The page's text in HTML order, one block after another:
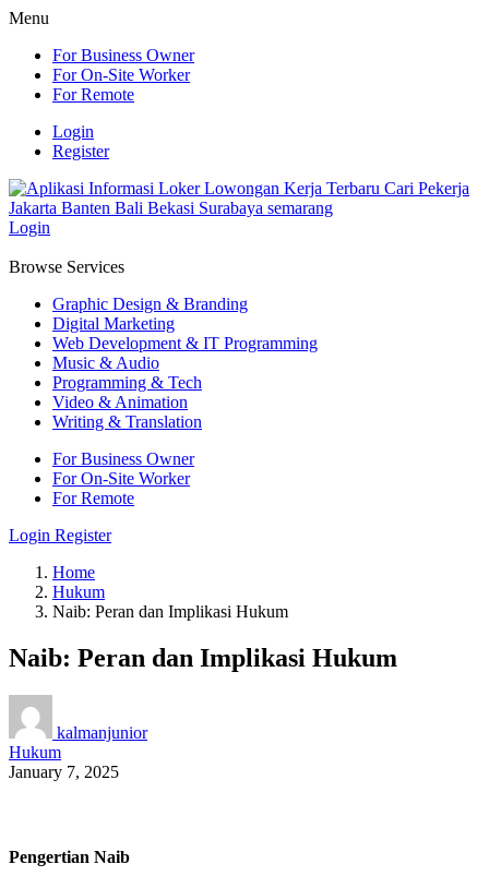
Menu
For Business Owner
For On-Site Worker
For Remote
Login
Register
Login
Browse Services
Graphic Design & Branding
Digital Marketing
Web Development & IT Programming
Music & Audio
Programming & Tech
Video & Animation
Writing & Translation
For Business Owner
For On-Site Worker
For Remote
Login Register
Home
Hukum
Naib: Peran dan Implikasi Hukum
Naib: Peran dan Implikasi Hukum
kalmanjunior
Hukum
January 7, 2025
Pengertian Naib